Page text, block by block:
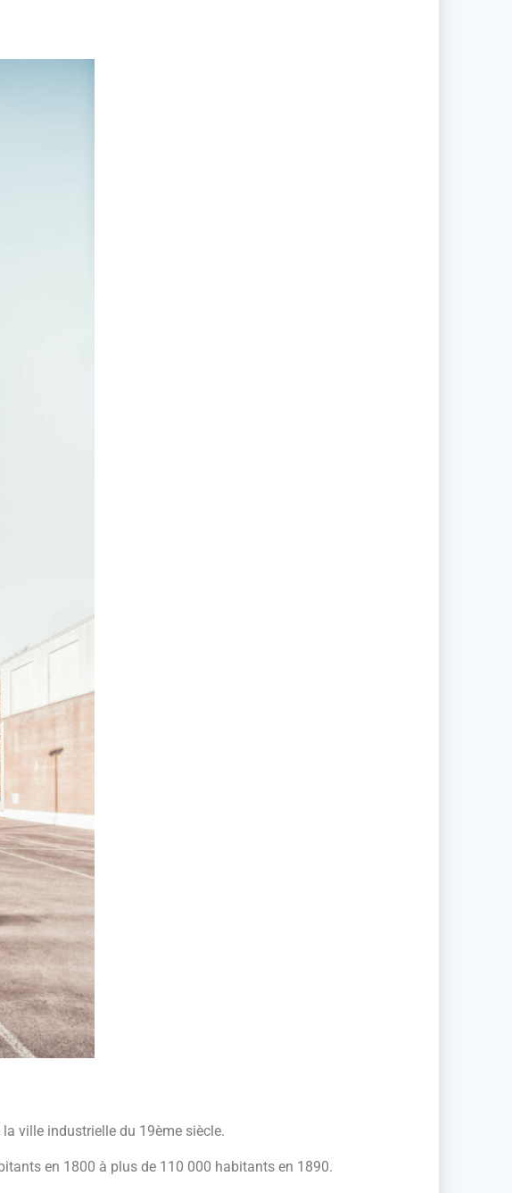
ville industrielle du 19ème siècle.
en 1800 à plus de 110 000 habitants en 1890.